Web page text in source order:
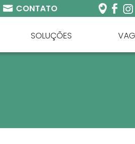
CONTATO
SOLUÇÕES